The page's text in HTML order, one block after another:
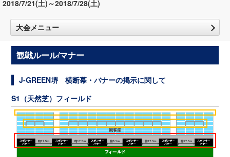
2018/7/21(土)～2018/7/28(土)
大会メニュー
観戦ルール/マナー
J-GREEN堺 横断幕・バナーの掲示に関して
S1（天然芝）フィールド